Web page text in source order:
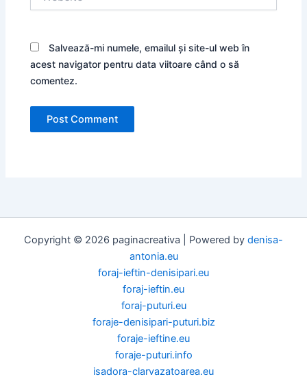
Salvează-mi numele, emailul și site-ul web în
acest navigator pentru data viitoare când o să
comentez.
Copyright © 2026 paginacreativa | Powered by denisa-
antonia.eu
foraj-ieftin-denisipari.eu
foraj-ieftin.eu
foraj-puturi.eu
foraje-denisipari-puturi.biz
foraje-ieftine.eu
foraje-puturi.info
isadora-clarvazatoarea.eu